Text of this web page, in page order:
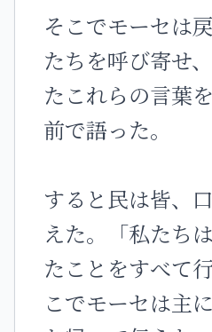
そこでモーセは
たちを呼び寄せ
たこれらの言葉
前で語った。
すると民は皆、
えた。「私たち
たことをすべて
こでモーセは主